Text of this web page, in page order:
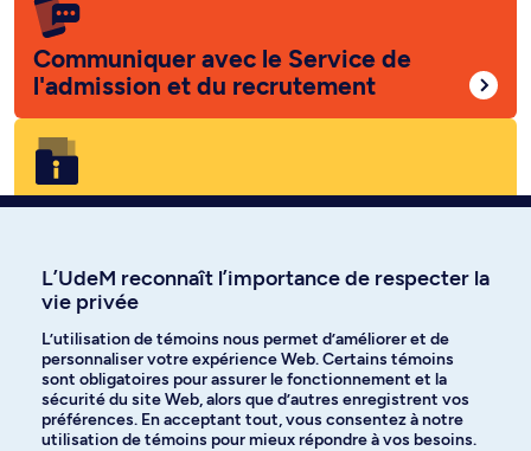
Communiquer avec le Service de
l'admission et du recrutement
Voir nos réponses instantanées
sur l'admission
L’UdeM reconnaît l’importance de respecter la
vie privée
L’utilisation de témoins nous permet d’améliorer et de
personnaliser votre expérience Web. Certains témoins
sont obligatoires pour assurer le fonctionnement et la
sécurité du site Web, alors que d’autres enregistrent vos
préférences. En acceptant tout, vous consentez à notre
utilisation de témoins pour mieux répondre à vos besoins.